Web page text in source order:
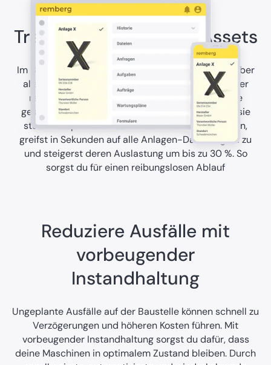
Erhalte maximale
Transparenz über alle Assets
Im Bauwesen ist es entscheidend, den Überblick über
alle Baumaschinen und Geräte zu behalten. Mit der
remberg Instandhaltungssoftware hast du deine
gesamte Ausrüstung jederzeit im Blick - egal wo sie
steht. Du optimierst den Einsatz deiner Maschinen,
greifst in Sekunden auf alle Anlagen-Daten digital zu
und steigerst deren Auslastung um bis zu 30 %. So
sorgst du für einen reibungslosen Ablauf
Reduziere Ausfälle mit
vorbeugender
Instandhaltung
Ungeplante Ausfälle auf der Baustelle können schnell zu
Verzögerungen und höheren Kosten führen. Mit
vorbeugender Instandhaltung sorgst du dafür, dass
deine Maschinen in optimalem Zustand bleiben. Durch